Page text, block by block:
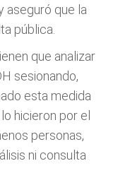
aseguró que la
pública.
que analizar
sesionando,
esta medida
hicieron por el
personas,
ni consulta